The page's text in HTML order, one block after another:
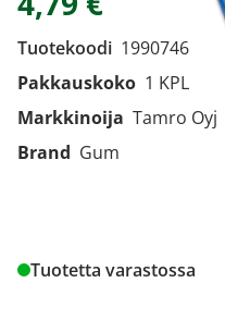
Tuotekoodi 1990746
Pakkauskoko 1 KPL
Markkinoija Tamro Oyj
Brand Gum
Tuotetta varastossa